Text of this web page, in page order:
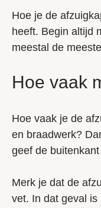
Hoe je de
heeft. Begin altijd
meestal de
Hoe vaak
Hoe vaak je de
en braadwerk?
geef de
Merk je dat de
vet. In dat geval